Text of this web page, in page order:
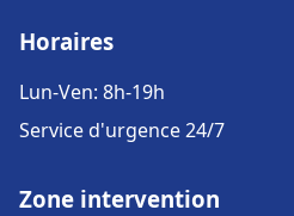
Horaires
Lun-Ven: 8h-19h
Service d'urgence 24/7
Zone intervention